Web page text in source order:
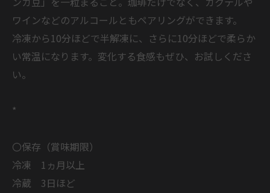
ワインなどのアルコールともペアリングができます。
冷凍から10分ほどで半解凍に、さらに10分ほどで柔らか
い常温になります。変化する食感もぜひ、お試しくださ
い。
*
〇保存（賞味期限）
冷凍 1ヵ月以上
冷蔵 3日ほど